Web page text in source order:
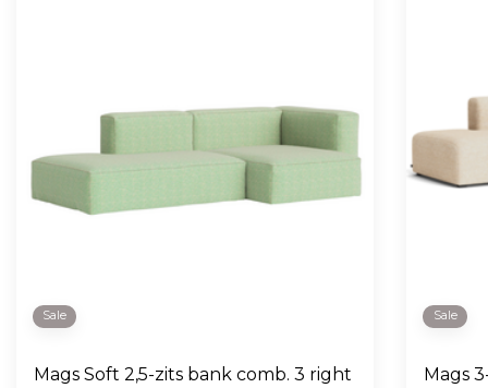
Sale
Mags Soft 2,5-zits bank comb. 3 right
Sale
Mags